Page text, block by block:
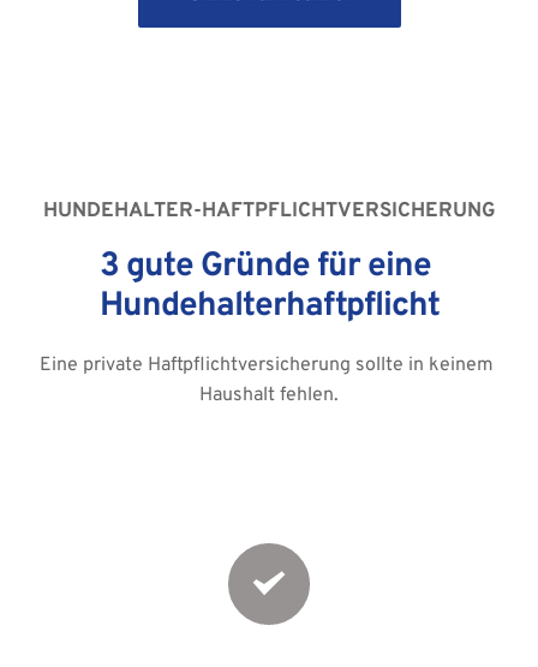
HUNDEHALTER-HAFTPFLICHTVERSICHERUNG
3 gute Gründe für eine
Hundehalterhaftpflicht
Eine private Haftpflichtversicherung sollte in keinem
Haushalt fehlen.